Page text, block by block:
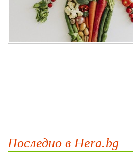
Последно в Hera.bg